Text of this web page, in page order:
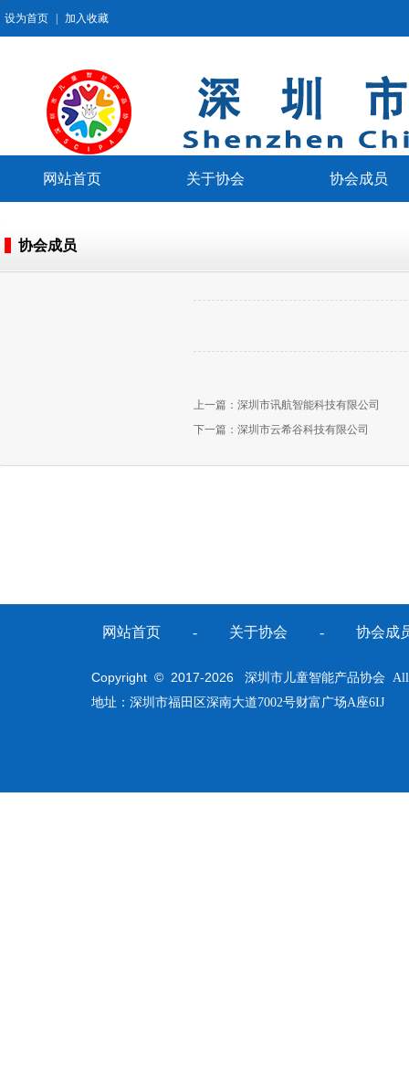
设为首页 加入收藏
网站首页 关于协会 协会成员
协会成员
上一篇： 深圳市讯航智能科技有限公司
下一篇： 深圳市云希谷科技有限公司
网站首页 - 关于协会 - 协会成
Copyright © 2017-2026
深圳市儿童智能产品协会 All
地址：深圳市福田区深南大道7002号财富广场A座6IJ